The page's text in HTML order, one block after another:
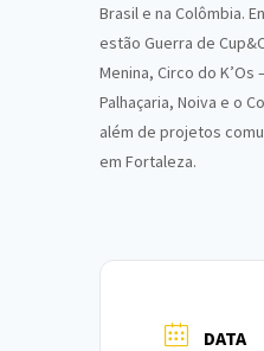
Brasil e na Colômbia.
estão Guerra de
Menina, Circo do K’Os
Palhaçaria, Noiva e o
além de projetos
em Fortaleza.
DATA